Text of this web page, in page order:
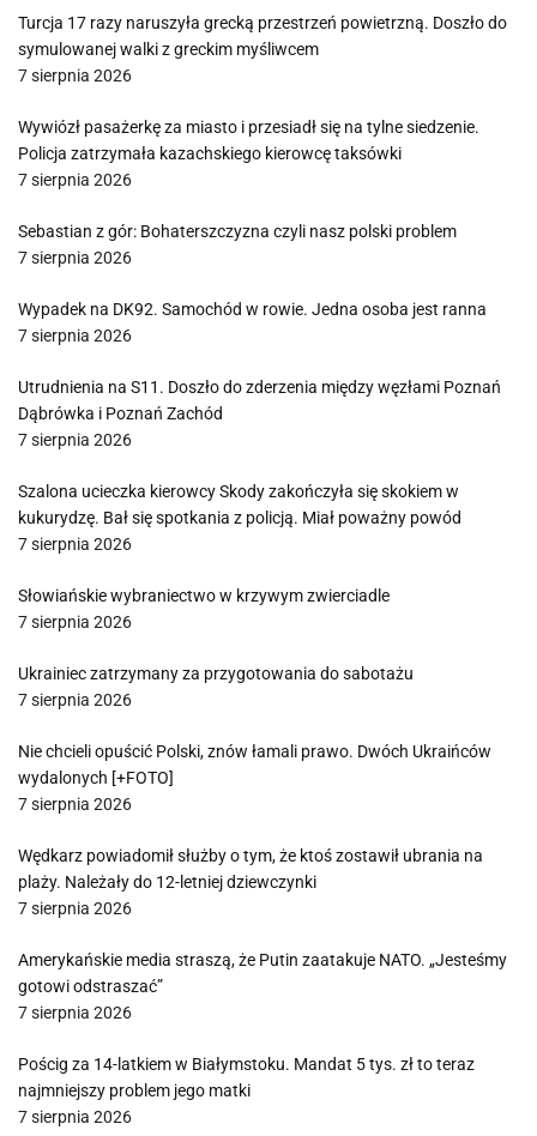
Turcja 17 razy naruszyła grecką przestrzeń powietrzną. Doszło do
symulowanej walki z greckim myśliwcem
7 sierpnia 2026
Wywiózł pasażerkę za miasto i przesiadł się na tylne siedzenie.
Policja zatrzymała kazachskiego kierowcę taksówki
7 sierpnia 2026
Sebastian z gór: Bohaterszczyzna czyli nasz polski problem
7 sierpnia 2026
Wypadek na DK92. Samochód w rowie. Jedna osoba jest ranna
7 sierpnia 2026
Utrudnienia na S11. Doszło do zderzenia między węzłami Poznań
Dąbrówka i Poznań Zachód
7 sierpnia 2026
Szalona ucieczka kierowcy Skody zakończyła się skokiem w
kukurydzę. Bał się spotkania z policją. Miał poważny powód
7 sierpnia 2026
Słowiańskie wybraniectwo w krzywym zwierciadle
7 sierpnia 2026
Ukrainiec zatrzymany za przygotowania do sabotażu
7 sierpnia 2026
Nie chcieli opuścić Polski, znów łamali prawo. Dwóch Ukraińców
wydalonych [+FOTO]
7 sierpnia 2026
Wędkarz powiadomił służby o tym, że ktoś zostawił ubrania na
plaży. Należały do 12-letniej dziewczynki
7 sierpnia 2026
Amerykańskie media straszą, że Putin zaatakuje NATO. „Jesteśmy
gotowi odstraszać”
7 sierpnia 2026
Pościg za 14-latkiem w Białymstoku. Mandat 5 tys. zł to teraz
najmniejszy problem jego matki
7 sierpnia 2026